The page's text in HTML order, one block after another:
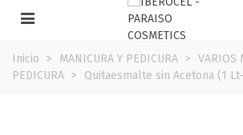
Inicio > MANICURA Y PEDICURA > VARIOS
PEDICURA > Quitaesmalte sin Acetona (1